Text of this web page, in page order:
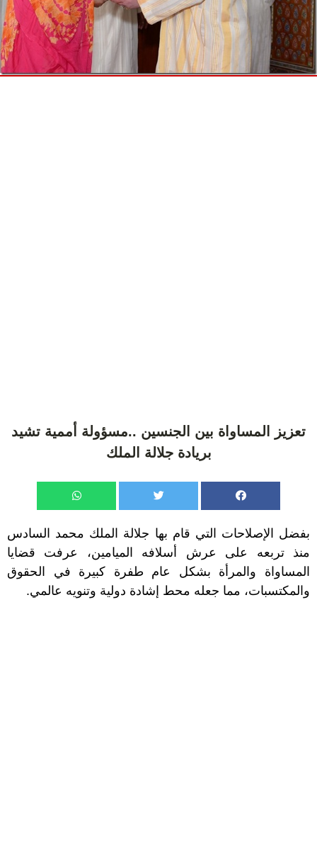
تعزيز المساواة بين الجنسين ..مسؤولة أممية تشيد
بريادة جلالة الملك
بفضل الإصلاحات التي قام بها جلالة الملك محمد السادس
منذ تربعه على عرش أسلافه الميامين، عرفت قضايا
المساواة والمرأة بشكل عام طفرة كبيرة في الحقوق
والمكتسبات، مما جعله محط إشادة دولية وتنويه عالمي.